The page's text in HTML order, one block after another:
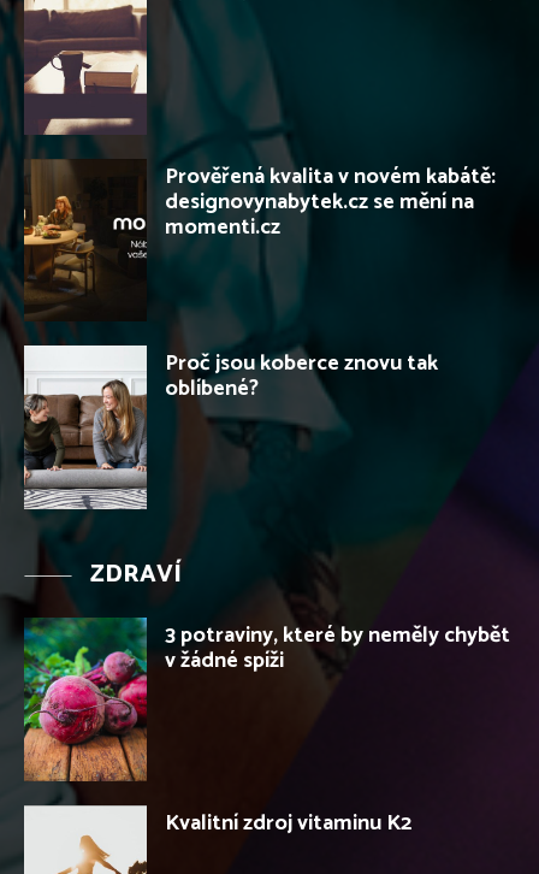
Prověřená kvalita v novém kabátě:
designovynabytek.cz se mění na
momenti.cz
Proč jsou koberce znovu tak
oblíbené?
ZDRAVÍ
3 potraviny, které by neměly chybět
v žádné spíži
Kvalitní zdroj vitaminu K2